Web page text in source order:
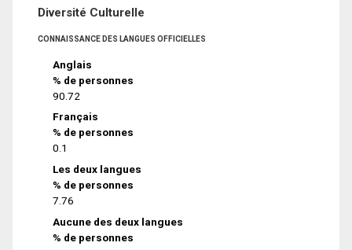
Diversité Culturelle
CONNAISSANCE DES LANGUES OFFICIELLES
Anglais
% de personnes
90.72
Français
% de personnes
0.1
Les deux langues
% de personnes
7.76
Aucune des deux langues
% de personnes